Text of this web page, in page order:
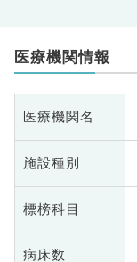
医療機関情報
医療機関名
施設種別
標榜科目
病床数